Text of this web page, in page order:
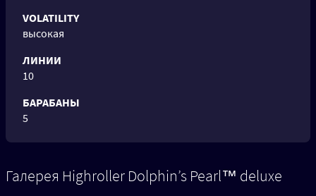
VOLATILITY
высокая
ЛИНИИ
10
БАРАБАНЫ
5
Галерея Highroller Dolphin’s Pearl™ deluxe